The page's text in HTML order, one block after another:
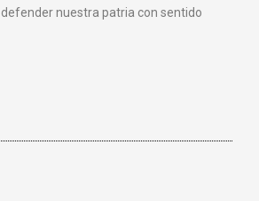
nuestra patria con sentido